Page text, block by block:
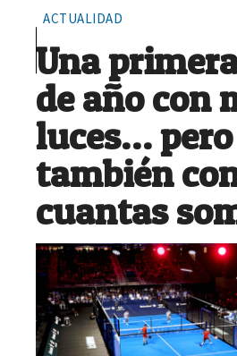
ACTUALIDAD
Una
de año con
luces… pero
también
cuantas